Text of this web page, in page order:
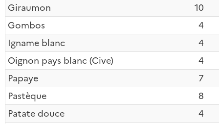
Giraumon
10
Gombos
4
Igname blanc
4
Oignon pays blanc (Cive)
4
Papaye
7
Pastèque
8
Patate douce
4